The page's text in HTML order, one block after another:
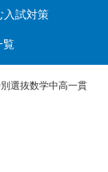
入試対策
覧
選抜数学中高一貫